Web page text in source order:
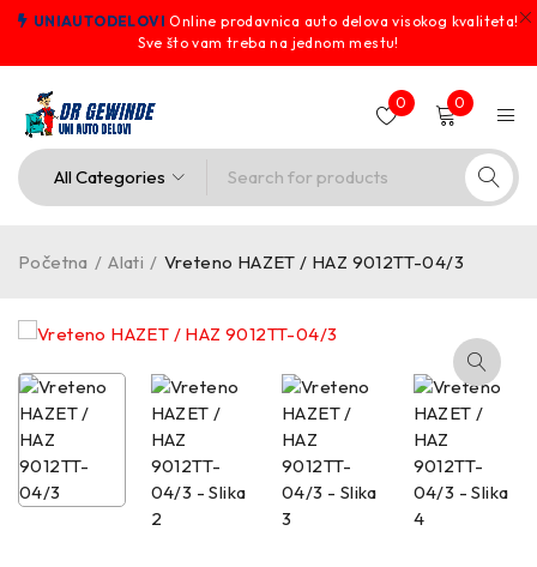
UNIAUTODELOVI Online prodavnica auto delova visokog kvaliteta!
Sve što vam treba na jednom mestu!
0 0
Početna / Alati / Vreteno HAZET / HAZ 9012TT-04/3